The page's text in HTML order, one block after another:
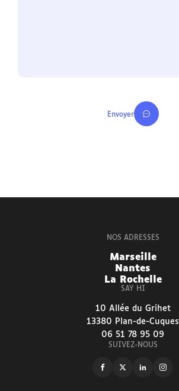
Envoyer
NOS ADRESSES
Marseille
Nantes
La Rochelle
SAY HI
10 Allée du Grihet
13380 Plan-de-Cuques
06 51 78 95 09
SUIVEZ-NOUS